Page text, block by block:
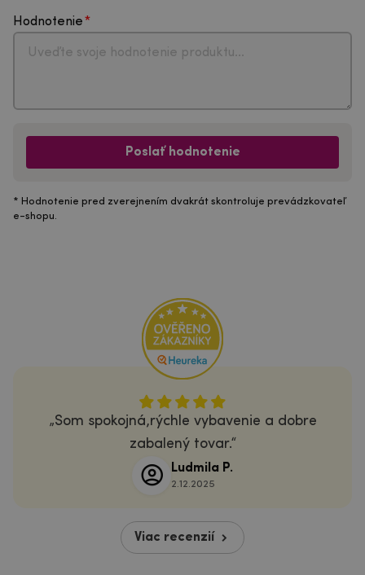
Hodnotenie
Poslať hodnotenie
* Hodnotenie pred zverejnením dvakrát skontroluje prevádzkovateľ
e-shopu.
Som spokojná,rýchle vybavenie a dobre
zabalený tovar.
Ludmila P.
2.12.2025
Viac recenzií